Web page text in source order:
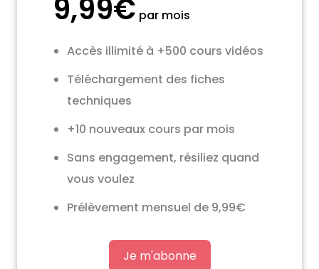
9,99€ par mois
Accès illimité à +500 cours vidéos
Téléchargement des fiches
techniques
+10 nouveaux cours par mois
Sans engagement, résiliez quand
vous voulez
Prélèvement mensuel de 9,99€
Je m'abonne